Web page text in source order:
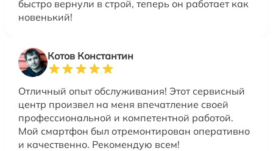
быстро вернули в строй, теперь он работает как
новенький!
Котов Константин
Отличный опыт обслуживания! Этот сервисный
центр произвел на меня впечатление своей
профессиональной и компетентной работой.
Мой смартфон был отремонтирован оперативно
и качественно. Рекомендую всем!